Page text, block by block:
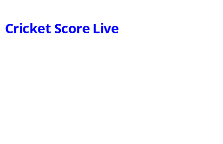
Cricket Score Live